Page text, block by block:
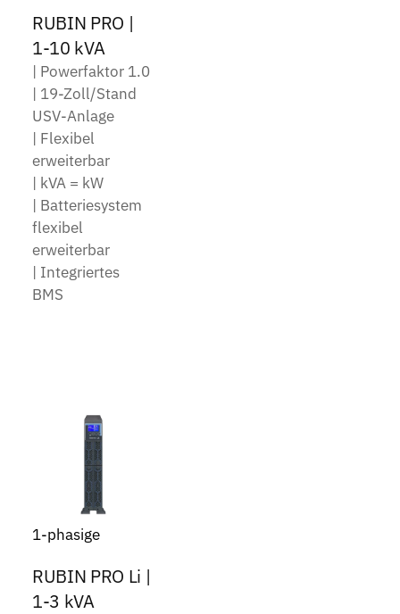
RUBIN PRO |
1-10 kVA
| Powerfaktor 1.0
| 19-Zoll/Stand
USV-Anlage
| Flexibel
erweiterbar
| kVA = kW
| Batteriesystem
flexibel
erweiterbar
| Integriertes
BMS
1-phasige
RUBIN PRO Li |
1-3 kVA